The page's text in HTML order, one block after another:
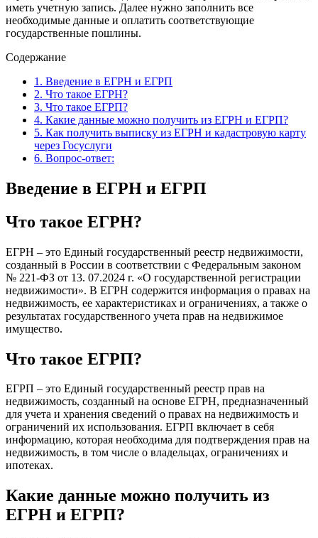
иметь учетную запись. Далее нужно заполнить все
необходимые данные и оплатить соответствующие
государственные пошлины.
Содержание
1. Введение в ЕГРН и ЕГРП
2. Что такое ЕГРН?
3. Что такое ЕГРП?
4. Какие данные можно получить из ЕГРН и ЕГРП?
5. Как получить выписку из ЕГРН и кадастровую карту
через Госуслуги
6. Вопрос-ответ:
Введение в ЕГРН и ЕГРП
Что такое ЕГРН?
ЕГРН – это Единый государственный реестр недвижимости,
созданный в России в соответствии с Федеральным законом
№ 221-ФЗ от 13. 07.2024 г. «О государственной регистрации
недвижимости». В ЕГРН содержится информация о правах на
недвижимость, ее характеристиках и ограничениях, а также о
результатах государственного учета прав на недвижимое
имущество.
Что такое ЕГРП?
ЕГРП – это Единый государственный реестр прав на
недвижимость, созданный на основе ЕГРН, предназначенный
для учета и хранения сведений о правах на недвижимость и
ограничений их использования. ЕГРП включает в себя
информацию, которая необходима для подтверждения прав на
недвижимость, в том числе о владельцах, ограничениях и
ипотеках.
Какие данные можно получить из
ЕГРН и ЕГРП?